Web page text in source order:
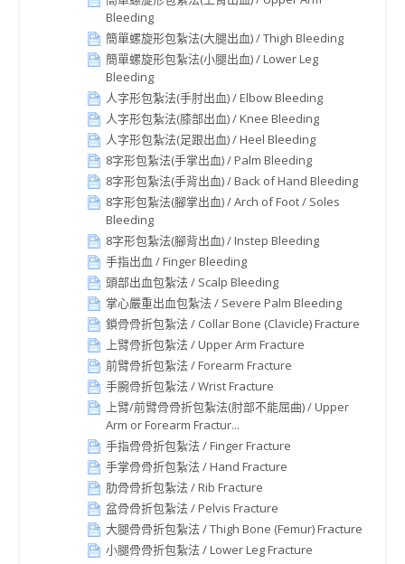
Bleeding
簡單螺旋形包紮法(大腿出血) / Thigh Bleeding
簡單螺旋形包紮法(小腿出血) / Lower Leg
Bleeding
人字形包紮法(手肘出血) / Elbow Bleeding
人字形包紮法(膝部出血) / Knee Bleeding
人字形包紮法(足跟出血) / Heel Bleeding
8字形包紮法(手掌出血) / Palm Bleeding
8字形包紮法(手背出血) / Back of Hand Bleeding
8字形包紮法(腳掌出血) / Arch of Foot / Soles
Bleeding
8字形包紮法(腳背出血) / Instep Bleeding
手指出血 / Finger Bleeding
頭部出血包紮法 / Scalp Bleeding
掌心嚴重出血包紮法 / Severe Palm Bleeding
鎖骨骨折包紮法 / Collar Bone (Clavicle) Fracture
上臂骨折包紮法 / Upper Arm Fracture
前臂骨折包紮法 / Forearm Fracture
手腕骨折包紮法 / Wrist Fracture
上臂/前臂骨骨折包紮法(肘部不能屈曲) / Upper
Arm or Forearm Fractur...
手指骨骨折包紮法 / Finger Fracture
手掌骨骨折包紮法 / Hand Fracture
肋骨骨折包紮法 / Rib Fracture
盆骨骨折包紮法 / Pelvis Fracture
大腿骨骨折包紮法 / Thigh Bone (Femur) Fracture
小腿骨骨折包紮法 / Lower Leg Fracture